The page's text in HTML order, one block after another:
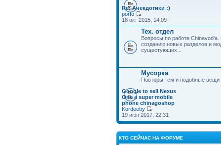
Re: Анекдотики :)
porto
18 окт 2015, 14:09
Тех. отдел
Вопросы по работе
созданию новых разделов и
сущестующих...
Мусорка
Повторы тем и подобные вещи
Google to sell Nexus
One a super mobile
phone chinagoshop
Kordeeby
19 июн 2017, 22:31
КТО СЕЙЧАС НА ФОРУМЕ